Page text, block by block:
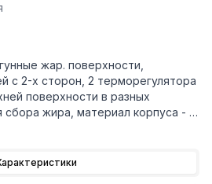
жар. поверхности,
с 2-х сторон, 2 терморегулятора
корпуса - н/